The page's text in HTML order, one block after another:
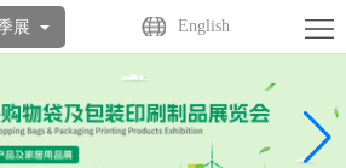
展 English